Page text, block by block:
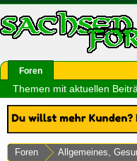
Foren Allgemeines,
Foren
Themen mit aktuellen